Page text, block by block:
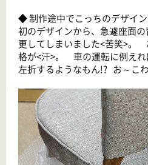
◆ 制作途中でこっちのデザイ
初のデザインから、急遽座面
更してしまいました<苦笑>。
格が<汗>。 車の運転に例えれ
左折するようなもん!? お～こわ